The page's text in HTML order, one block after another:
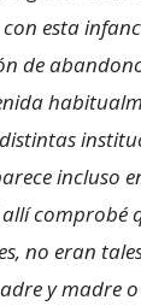
esta
de
incluso
comprobé
no eran
y madre